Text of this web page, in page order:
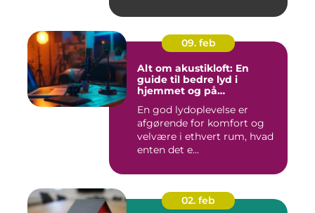
09. feb
Alt om akustikloft: En
guide til bedre lyd i
hjemmet og på
En god lydoplevelse er
afgørende for komfort og
velvære i ethvert rum, hvad
enten det e...
02. feb